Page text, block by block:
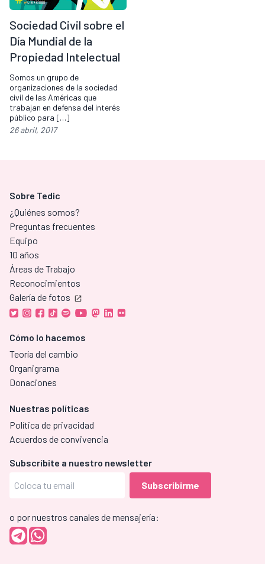
Sociedad Civil sobre el
Día Mundial de la
Propiedad Intelectual
Somos un grupo de
organizaciones de la sociedad
civil de las Américas que
trabajan en defensa del interés
público para […]
26 abril, 2017
Sobre Tedic
¿Quiénes somos?
Preguntas frecuentes
Equipo
10 años
Áreas de Trabajo
Reconocimientos
Galería de fotos
Cómo lo hacemos
Teoría del cambio
Organigrama
Donaciones
Nuestras políticas
Política de privacidad
Acuerdos de convivencia
Subscríbite a nuestro newsletter
o por nuestros canales de mensajería: